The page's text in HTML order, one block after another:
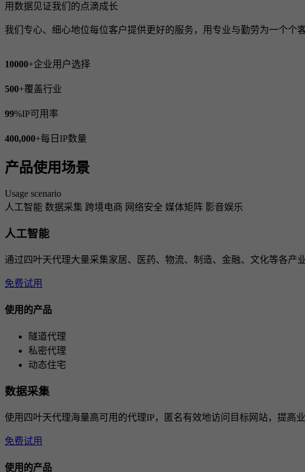
用数据见证我们的点滴成长
我们专心、细心地位每位客户提供更好的服务，用专业与勤劳为一个个
10000+企业用户选择
500+覆盖行业
99%IP可用率
400,000+每日IP数量
产品使用场景
Usage scenario
人工智能 数据采集 跨境电商 网络安全 媒体矩阵 影音娱乐
人工智能
通过四叶天代理大量采集家居、医药、物流、制造、金融、文化等各产
免费试用
使用的产品
隧道代理
私密代理
动态住宅
数据采集
使用四叶天代理海量高可用的代理IP，匿名有效地访问目标网站，提高
免费试用
使用的产品